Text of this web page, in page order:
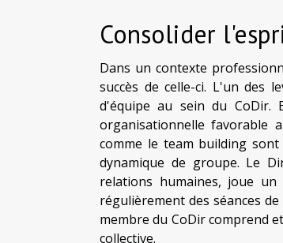
Consolider
Dans un contexte
succès de celle-ci. L'un des
d'équipe au sein du CoDir.
organisationnelle favorable
comme le team building
dynamique de groupe. Le
relations humaines, joue
régulièrement des séances
membre du CoDir comprend
collective.